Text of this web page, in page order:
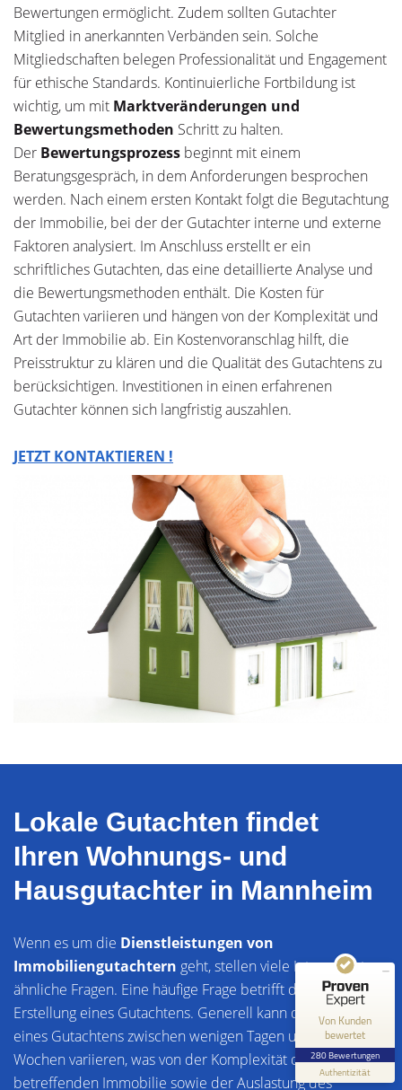
Bewertungen ermöglicht. Zudem sollten Gutachter
Mitglied in anerkannten Verbänden sein. Solche
Mitgliedschaften belegen Professionalität und Engagement
für ethische Standards. Kontinuierliche Fortbildung ist
wichtig, um mit Marktveränderungen und
Bewertungsmethoden Schritt zu halten.
Der Bewertungsprozess beginnt mit einem
Beratungsgespräch, in dem Anforderungen besprochen
werden. Nach einem ersten Kontakt folgt die Begutachtung
der Immobilie, bei der der Gutachter interne und externe
Faktoren analysiert. Im Anschluss erstellt er ein
schriftliches Gutachten, das eine detaillierte Analyse und
die Bewertungsmethoden enthält. Die Kosten für
Gutachten variieren und hängen von der Komplexität und
Art der Immobilie ab. Ein Kostenvoranschlag hilft, die
Preisstruktur zu klären und die Qualität des Gutachtens zu
berücksichtigen. Investitionen in einen erfahrenen
Gutachter können sich langfristig auszahlen.
JETZT KONTAKTIEREN !
Lokale Gutachten findet
Ihren Wohnungs- und
Hausgutachter in Mannheim
Wenn es um die Dienstleistungen von
Immobiliengutachtern geht, stellen viele Interessierte
ähnliche Fragen. Eine häufige Frage betrifft die Dauer der
Erstellung eines Gutachtens. Generell kann die Anfertigung
eines Gutachtens zwischen wenigen Tagen und mehreren
Wochen variieren, was von der Komplexität der
betreffenden Immobilie sowie der Auslastung des
Von Kunden
bewertet
280 Bewertungen
Authentizität
LG Lokale Gutachten UG (haftungsbeschränkt)
100%
SEHR GUT
250
Bewertungen auf
ProvenExpert.com
30
Bewertungen von 5
anderen Quellen
Blick aufs ProvenExpert-Profil werfen
26.7.2026